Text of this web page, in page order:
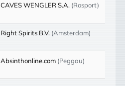
CAVES WENGLER S.A. (Rosport)
Right Spirits B.V. (Amsterdam)
Absinthonline.com (Peggau)